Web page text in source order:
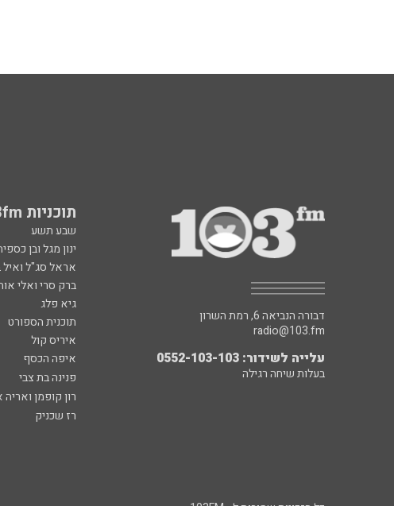
תוכניות 103fm
שבע תשע
ינון מגל ובן
אראל סג"ל ואיל
ברק סרי ואלי
גיא פלג
תוכנית הספורט
איריס קול
איפה הכסף
פנינה בת צבי
רון קופמן
רז שכניק
דבורה הנביאה 6, רמת השרון
radio@103.fm
עלייה לשידור: 0552-103-103
בעלות שיחה רגילה